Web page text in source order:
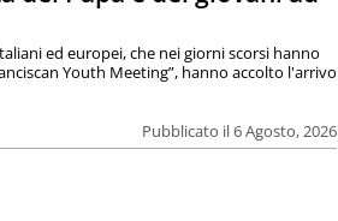
Pubblicato il 6 Agosto, 2026
ed europei, che nei giorni scorsi hanno
Youth Meeting”, hanno accolto l'arrivo